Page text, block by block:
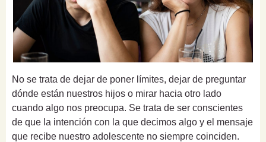
No se trata de dejar de poner límites, dejar de preguntar
dónde están nuestros hijos o mirar hacia otro lado
cuando algo nos preocupa. Se trata de ser conscientes
de que la intención con la que decimos algo y el mensaje
que recibe nuestro adolescente no siempre coinciden.